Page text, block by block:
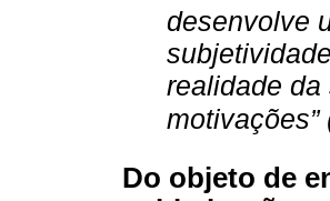
desenvolve
realidade
motivações”
Do objeto de